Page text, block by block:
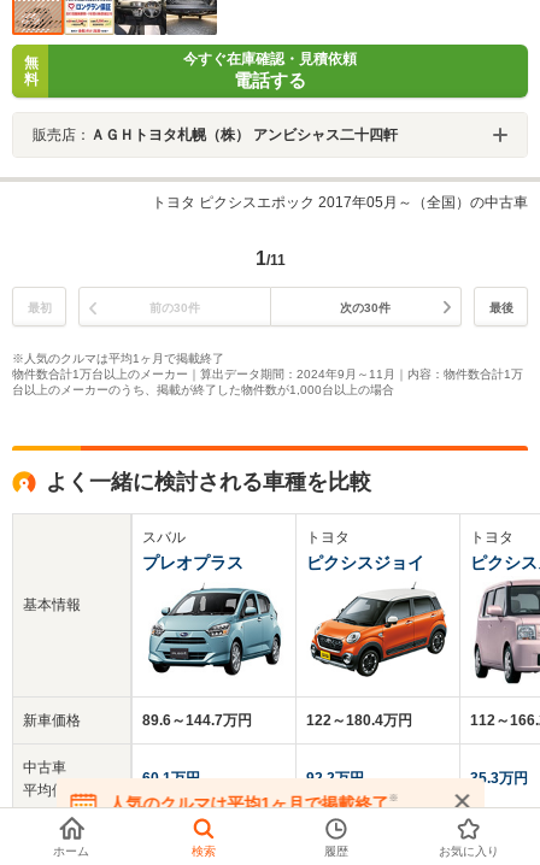
無
料
今すぐ在庫確認・見積依頼
電話する
販売店： ＡＧＨトヨタ札幌（株） アンビシャス二十四軒
トヨタ ピクシスエポック 2017年05月～（全国）の中古車
1/11
最初 前の30件 次の30件 最後
※人気のクルマは平均1ヶ月で掲載終了
物件数合計1万台以上のメーカー｜算出データ期間：2024年9月～11月｜内容：物件数合計1万
台以上のメーカーのうち、掲載が終了した物件数が1,000台以上の場合
よく一緒に検討される車種を比較
基本情報
新車価格
中古車
平均価格
クチコミ
総合評価
スバル
プレオプラス
89.6～144.7万円
60.1万円
トヨタ
ピクシスジョイ
122～180.4万円
92.2万円
トヨタ
ピクシ
112～
35.3万円
3.7
人気のクルマは平均1ヶ月で掲載終了※
在庫が無くなる前にお問い合わせください
ホーム 検索 履歴 お気に入り